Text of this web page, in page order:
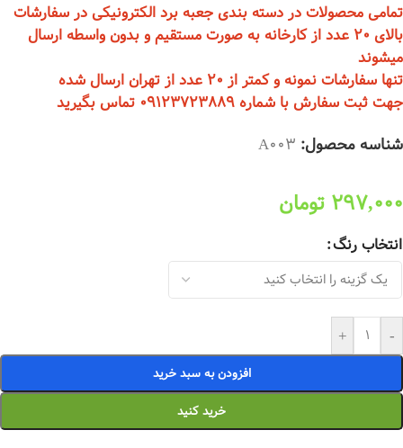
تمامی محصولات در دسته بندی جعبه برد الکترونیکی در سفارشات
بالای 20 عدد از کارخانه به صورت مستقیم و بدون واسطه ارسال
میشوند
تنها سفارشات نمونه و کمتر از 20 عدد از تهران ارسال شده
جهت ثبت سفارش با شماره 09123723889 تماس بگیرید
شناسه محصول: A003
297,000 تومان
انتخاب رنگ
-
+
افزودن به سبد خرید
خرید کنید